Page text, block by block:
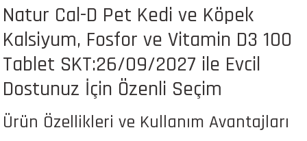
Natur Cal-D Pet Kedi ve Köpek
Kalsiyum, Fosfor ve Vitamin D3 100
Tablet SKT:26/09/2027 ile Evcil
Dostunuz İçin Özenli Seçim
Ürün Özellikleri ve Kullanım Avantajları